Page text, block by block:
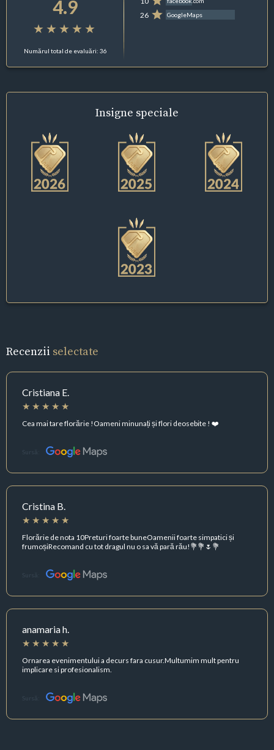
4.9
Numărul total de evaluări: 36
26 GoogleMaps
Insigne speciale
Recenzii selectate
Cristiana E.
Cea mai tare florărie !Oameni minunați și flori deosebite ! ❤️
Sursă:
Cristina B.
Florărie de nota 10Preturi foarte buneOamenii foarte simpatici și
frumoșiRecomand cu tot dragul nu o sa vă pară rău!💐💐🌷💐
Sursă:
anamaria h.
Ornarea evenimentului a decurs fara cusur.Multumim mult pentru
implicare si profesionalism.
Sursă: